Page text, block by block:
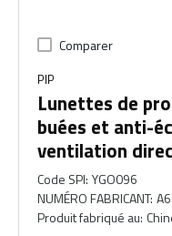
Comparer
PIP
Lunettes de
buées et anti-
ventilation
Code SPI: YGO096
NUMÉRO FABRICANT:
Produit fabriqué au: